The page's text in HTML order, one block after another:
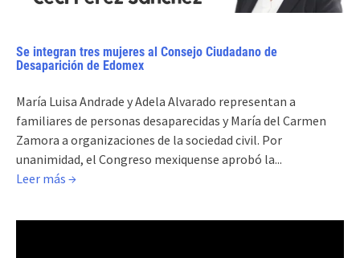
Se integran tres mujeres al Consejo Ciudadano de
Desaparición de Edomex
María Luisa Andrade y Adela Alvarado representan a
familiares de personas desaparecidas y María del Carmen
Zamora a organizaciones de la sociedad civil. Por
unanimidad, el Congreso mexiquense aprobó la...
Leer más →